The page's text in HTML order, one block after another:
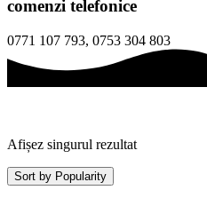
comenzi telefonice
0771 107 793, 0753 304 803
Afișez singurul rezultat
Sort by Popularity